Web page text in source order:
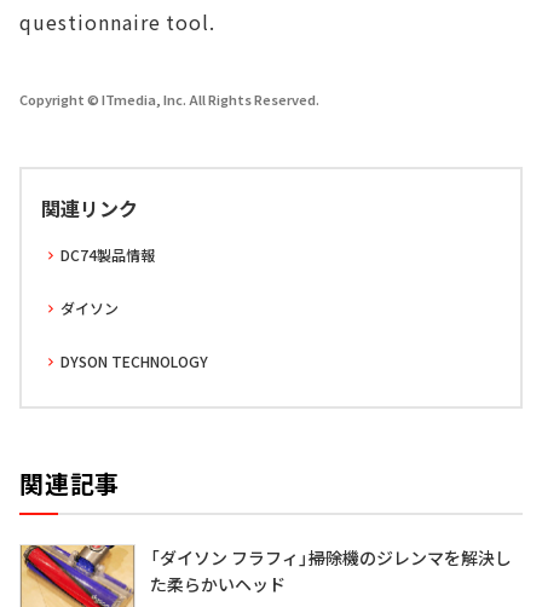
questionnaire tool.
Copyright © ITmedia, Inc. All Rights Reserved.
関連リンク
DC74製品情報
ダイソン
DYSON TECHNOLOGY
関連記事
「ダイソン フラフィ」――掃除機のジレンマを解決し
た柔らかいヘッド